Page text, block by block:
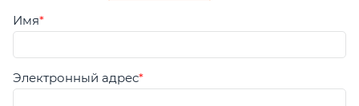
Имя
Электронный адрес